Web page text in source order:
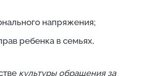
напряжения;
ребенка в семьях,
культуры обращения за